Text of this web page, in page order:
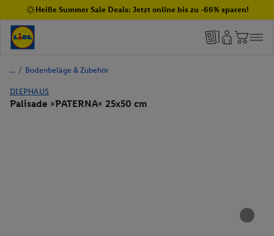
Heiße Summer Sale Deals: Jetzt online bis zu -66% sparen!
/ Bodenbeläge & Zubehör
DIEPHAUS
Palisade »PATERNA« 25x50 cm